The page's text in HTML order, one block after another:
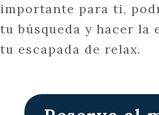
importante para ti,
tu búsqueda y hacer la
tu escapada de relax.